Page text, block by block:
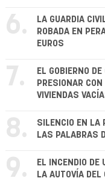
6.
LA GUARDIA
ROBADA EN
EUROS
7.
EL GOBIERNO
PRESIONAR
VIVIENDAS
8.
SILENCIO EN LA
LAS PALABRAS
9.
EL INCENDIO DE
LA AUTOVÍA